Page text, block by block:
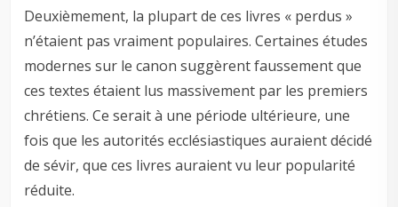
Deuxièmement, la plupart de ces livres « perdus »
n’étaient pas vraiment populaires. Certaines études
modernes sur le canon suggèrent faussement que
ces textes étaient lus massivement par les premiers
chrétiens. Ce serait à une période ultérieure, une
fois que les autorités ecclésiastiques auraient décidé
de sévir, que ces livres auraient vu leur popularité
réduite.